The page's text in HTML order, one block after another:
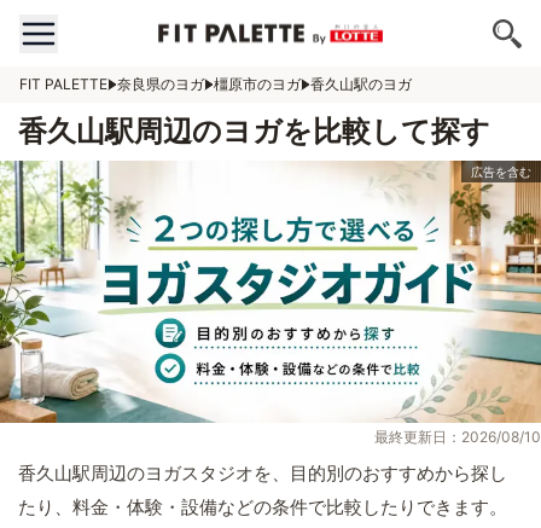
FIT PALETTE 奈良県のヨガ 橿原市のヨガ 香久山駅のヨガ
香久山駅周辺のヨガを比較して探す
最終更新日：2026/08/10
香久山駅周辺のヨガスタジオを、目的別のおすすめから探し
たり、料金・体験・設備などの条件で比較したりできます。